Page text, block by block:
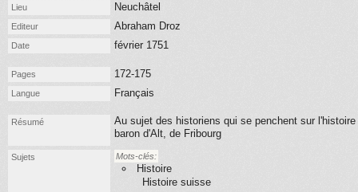
Lieu Neuchâtel
Editeur Abraham Droz
Date février 1751
Pages 172-175
Langue Français
Résumé
Au sujet des historiens qui se penchent sur
baron d'Alt, de Fribourg
Sujets Mots-clés:
Histoire
Histoire suisse